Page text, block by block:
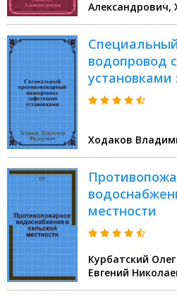
Александрович, Ходаков Владимир
водопровод
установками
Ходаков
местности
Курбатский Олег
Евгений